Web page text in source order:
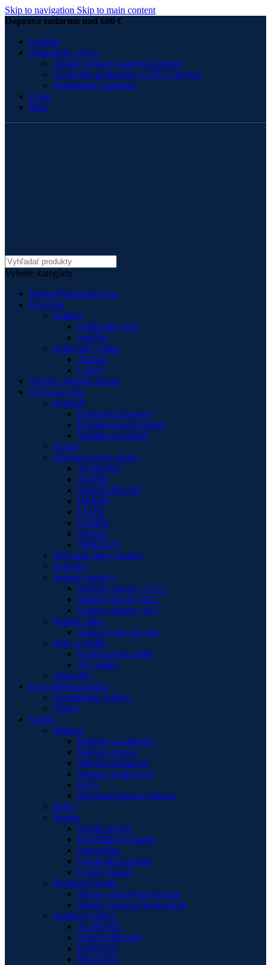
Skip to navigation Skip to main content
Doprava zadarmo nad 600 €
Kontakt
Zákaznícky servis
Zásady ochrany osobných údajov
Obchodné podmienky ELPO Nábytok
Reklamačný poriadok
O nás
Blog
Vyberte kategóriu
Detská/Študentská izba
Kuchyňa
Jedáleň
Jedálenské stoly
Stoličky
Jedálenský sektor
Avallon
LEON
Nočné a toaletné stolíky
Obývacia izba
Komody
Dvierkové komody
Kombinované komody
Šuplíkové komody
Kreslá
Obývacie steny sektor
ALMOND
ALVIN
AMSTERDAM
HERRY
LEON
NORDI
SPACE
TRIDENT
Obývacie steny zostavy
Pohovky
Sedacie súpravy
Sedacie súpravy 3+1+1
Sedacie súpravy do L
Sedacie súpravy do U
Sedacie vaky
Sedacie vaky pre deti
Stoly a stolíky
Konferenčné stolíky
TV stolíky
Taburetky
Pracovňa/Kancelária
Kancelárske stoličky
Vitríny
Spálňa
Matrace
Doplnky na matrace
Matrace penové
Matrace pružinové
Matrace sendvičové
Rošty
Slovenské matrace Benab
Police
Postele
Detské postele
Dvojlôžkové postele
Jednolôžka
Poschodové postele
Postele Blanář
Šatníkové skrine
Skrine s otočnými dverami
Skrine s posuvnými dverami
Spálňový sektor
ALMOND
AMSTERDAM
KSANTO
SILVANO